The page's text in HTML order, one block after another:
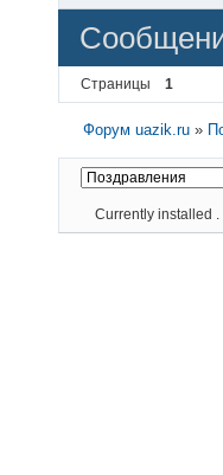
Страницы 1
Форум uazik.ru »
Currently installed